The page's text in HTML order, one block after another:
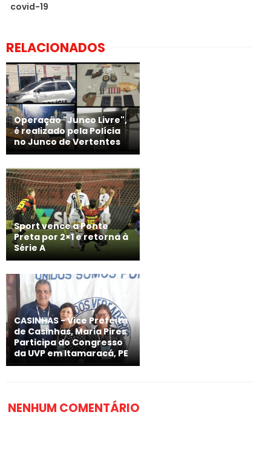
covid-19
RELACIONADOS
Operação "Junco Livre",
é realizado pela Polícia
no Junco de Vertentes
Sport vence a Ponte
Preta por 2×1 e retorna à
Série A
CASINHAS - Vice Prefeita
de Casinhas, Maria Pires
Participa do Congresso
da UVP em Itamaracá, PE
NENHUM COMENTÁRIO